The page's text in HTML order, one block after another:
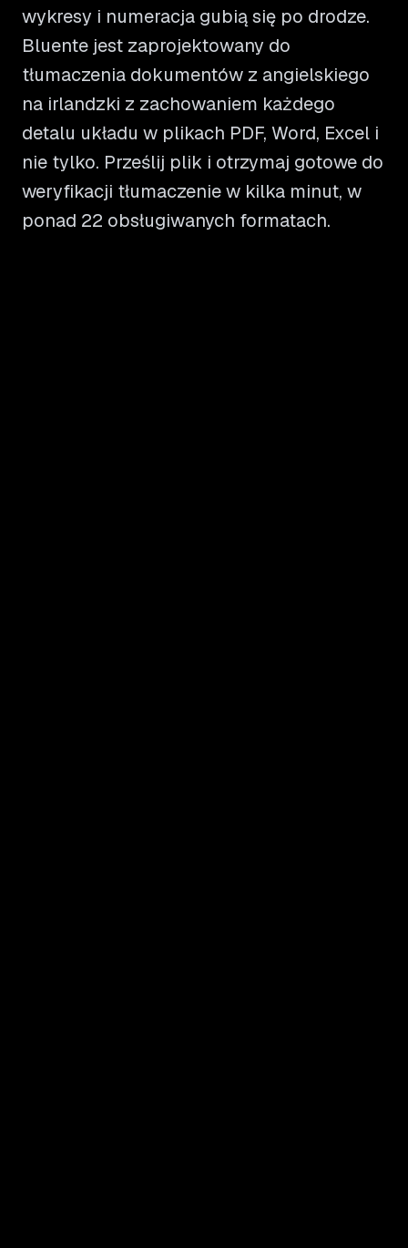
wykresy i numeracja gubią się po drodze.
Bluente jest zaprojektowany do
tłumaczenia dokumentów z angielskiego
na irlandzki z zachowaniem każdego
detalu układu w plikach PDF, Word, Excel i
nie tylko. Prześlij plik i otrzymaj gotowe do
weryfikacji tłumaczenie w kilka minut, w
ponad 22 obsługiwanych formatach.